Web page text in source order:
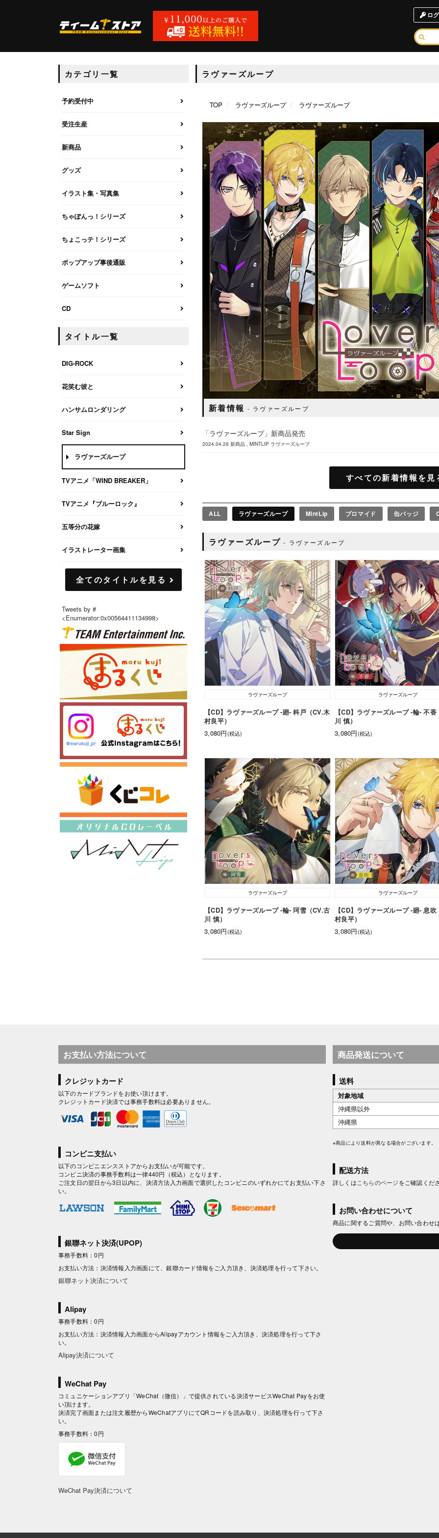
ロ
ラヴァーズループ
TOP ラヴァーズループ ラヴァーズループ
新着情報 ラヴァーズループ
「ラヴァーズループ」新商品発売
2024.04.26 新商品 MINTLIP ラヴァーズループ
すべての新着情報を見
ALL ラヴァーズループ MintLip ブロマイド 缶バッジ
ラヴァーズループ ラヴァーズループ
ラヴァーズループ
【CD】ラヴァーズループ -廻- 科戸（CV.木
村良平）
3,080円(税込)
ラヴァーズループ
【CD】ラヴァーズループ -輪- 不
川 慎）
3,080円(税込)
ラヴァーズループ
【CD】ラヴァーズループ -輪- 珂雪（CV.古
川 慎）
3,080円(税込)
ラヴァーズループ
【CD】ラヴァーズループ -廻- 息
村良平）
3,080円(税込)
カテゴリ一覧
予約受付中
受注生産
新商品
グッズ
イラスト集・写真集
ちゃぽんっ！シリーズ
ちょこっテ！シリーズ
ポップアップ事後通販
ゲームソフト
CD
タイトル一覧
DIG-ROCK
花笑む彼と
ハンサムロンダリング
Star Sign
ラヴァーズループ
TVアニメ「WIND BREAKER」
TVアニメ『ブルーロック』
五等分の花嫁
イラストレーター画集
全てのタイトルを見る
Tweets by #
<Enumerator:0x00564411134998>
お支払い方法について
クレジットカード
以下のカードブランドをお使い頂けます。
クレジットカード決済では事務手数料は必要ありません。
コンビニ支払い
以下のコンビニエンスストアからお支払いが可能です。
コンビニ決済の事務手数料は一律440円（税込）となります。
ご注文日の翌日から3日以内に、決済方法入力画面で選択したコンビニのいずれかにてお支払い下さ
い。
銀聯ネット決済(UPOP)
事務手数料：0円
お支払い方法：決済情報入力画面にて、銀聯カード情報をご入力頂き、決済処理を行って下さい。
銀聯ネット決済について
Alipay
事務手数料：0円
お支払い方法：決済情報入力画面からAlipayアカウント情報をご入力頂き、決済処理を行って下さ
い。
Alipay決済について
WeChat Pay
コミュニケーションアプリ「WeChat（微信）」で提供されている決済サービスWeChat Payをお使
い頂けます。
決済完了画面または注文履歴からWeChatアプリにてQRコードを読み取り、決済処理を行って下さ
い。
事務手数料：0円
WeChat Pay決済について
商品発送について
送料
対象地域
沖縄県以外
沖縄県
※商品により送料が異なる場合がございます。
配送方法
詳しくはこちらのページをご確認くだ
お問い合わせについて
商品に関するご質問や、お問い合わせ